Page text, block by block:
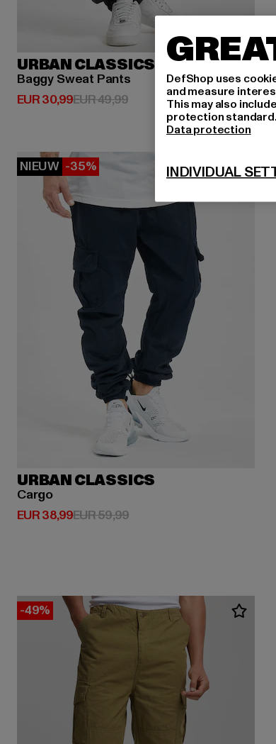
URBAN CLASSICS
Baggy Sweat Pants
EUR 30,99
Huidige prijs: EUR 30,99
EUR 49,99Actieprijs: EUR 49,99
NIEUW -35%
URBAN CLASSICS
Cargo
EUR 38,99
Huidige prijs: EUR 38,99
EUR 59,99Actieprijs: EUR 59,99
-49%
DefShop uses
and measure
This may also
protection
Data protection
INDIVIDUAL